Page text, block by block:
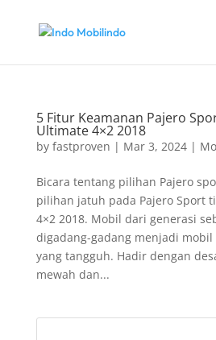
5 Fitur Keamanan Pajero
Ultimate 4×2 2018
by fastproven | Mar 3, 2024|
Bicara tentang pilihan Pajero
pilihan jatuh pada Pajero Sport
4×2 2018. Mobil dari generasi
digadang-gadang menjadi mobil
yang tangguh. Hadir dengan
mewah dan...